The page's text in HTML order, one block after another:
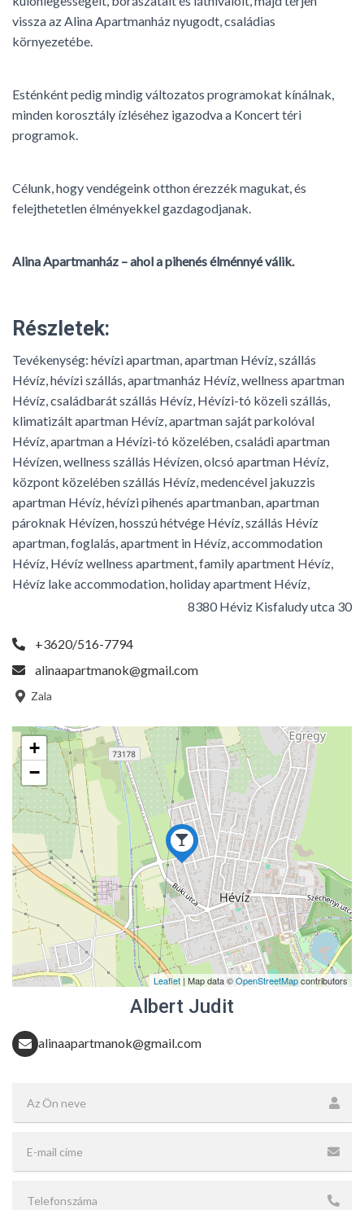
vissza az Alina Apartmanház nyugodt, családias
környezetébe.
Esténként pedig mindig változatos programokat kínálnak,
minden korosztály ízléséhez igazodva a Koncert téri
programok.
Célunk, hogy vendégeink otthon érezzék magukat, és
felejthetetlen élményekkel gazdagodjanak.
Alina Apartmanház – ahol a pihenés élménnyé válik.
Részletek:
Tevékenység: hévízi apartman, apartman Hévíz, szállás
Hévíz, hévízi szállás, apartmanház Hévíz, wellness apartman
Hévíz, családbarát szállás Hévíz, Hévízi-tó közeli szállás,
klimatizált apartman Hévíz, apartman saját parkolóval
Hévíz, apartman a Hévízi-tó közelében, családi apartman
Hévízen, wellness szállás Hévízen, olcsó apartman Hévíz,
központ közelében szállás Hévíz, medencével jakuzzis
apartman Hévíz, hévízi pihenés apartmanban, apartman
pároknak Hévízen, hosszú hétvége Hévíz, szállás Hévíz
apartman, foglalás, apartment in Hévíz, accommodation
Hévíz, Hévíz wellness apartment, family apartment Hévíz,
Hévíz lake accommodation, holiday apartment Hévíz,
8380 Héviz Kisfaludy utca 30
+3620/516-7794
alinaapartmanok@gmail.com
Zala
+
−
Leaflet | Map data ©OpenStreetMapcontributors
Albert Judit
alinaapartmanok@gmail.com